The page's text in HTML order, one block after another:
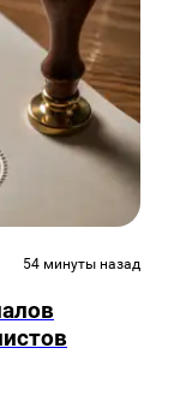
54 минуты назад